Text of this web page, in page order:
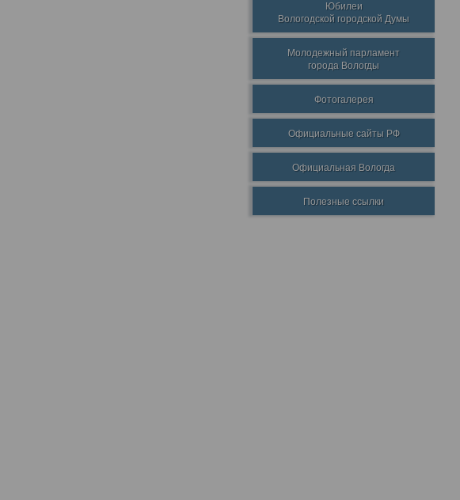
Юбилеи
Вологодской городской Думы
Молодежный парламент
города Вологды
Фотогалерея
Официальные сайты РФ
Официальная Вологда
Полезные ссылки